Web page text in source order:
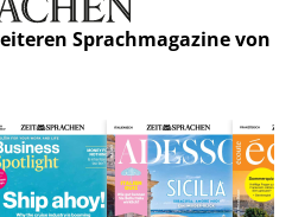
Sprachmagazine von